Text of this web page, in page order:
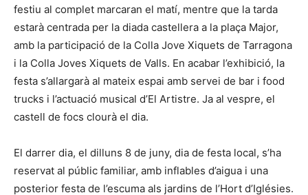
festiu al complet marcaran el matí, mentre que la tarda
estarà centrada per la diada castellera a la plaça Major,
amb la participació de la Colla Jove Xiquets de Tarragona
i la Colla Joves Xiquets de Valls. En acabar l’exhibició, la
festa s’allargarà al mateix espai amb servei de bar i food
trucks i l’actuació musical d’El Artistre. Ja al vespre, el
castell de focs clourà el dia.
El darrer dia, el dilluns 8 de juny, dia de festa local, s’ha
reservat al públic familiar, amb inflables d’aigua i una
posterior festa de l’escuma als jardins de l’Hort d’Iglésies.